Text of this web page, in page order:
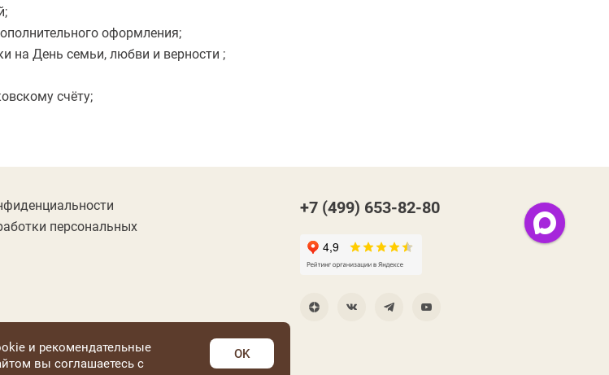
оформления;
на День семьи, любви и верности ;
счёту;
персональных
+7 (499) 653-82-80
и рекомендательные
вы соглашаетесь с
OK